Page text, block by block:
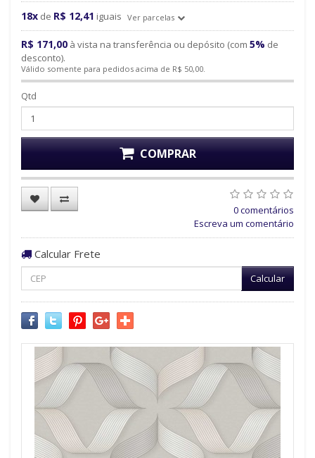
18x de R$ 12,41 iguais Ver parcelas
R$ 171,00 à vista na transferência ou depósito (com 5% de
desconto).
Válido somente para pedidos acima de R$ 50,00.
Qtd
COMPRAR
0 comentários
Escreva um comentário
Calcular Frete
Calcular